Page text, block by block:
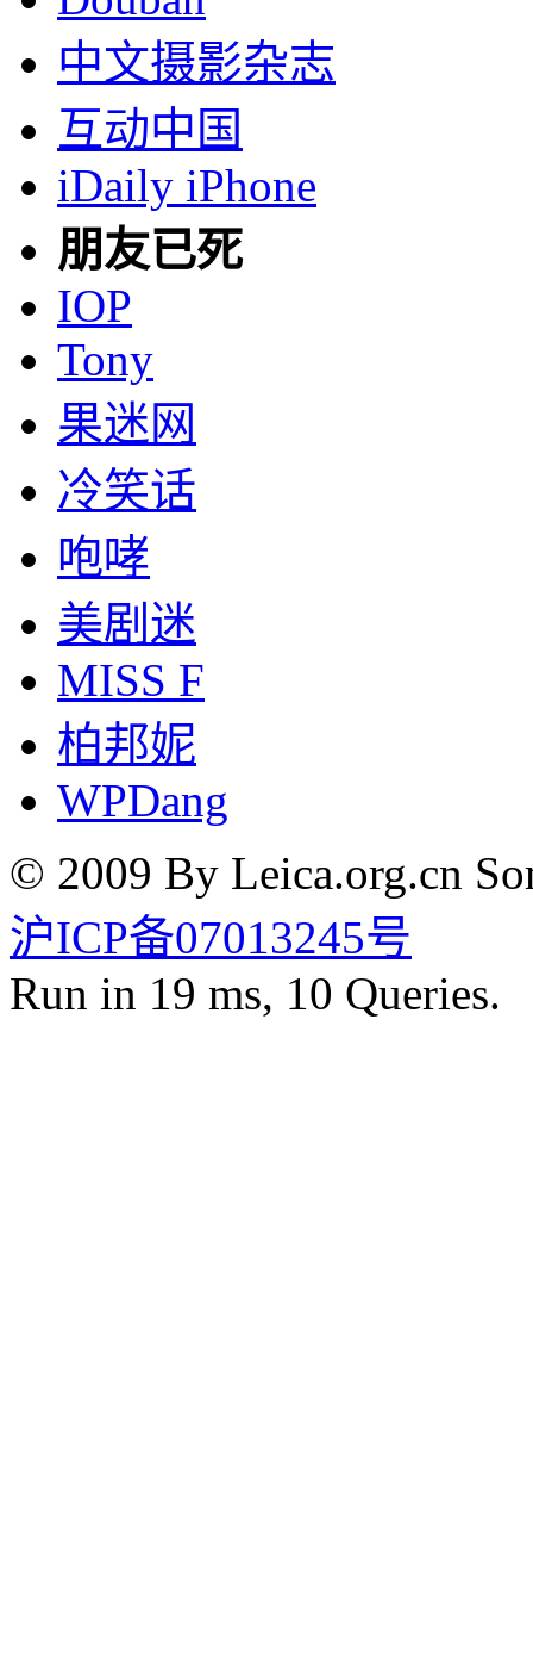
中文摄影杂志
互动中国
iDaily iPhone
朋友已死
IOP
Tony
果迷网
冷笑话
咆哮
美剧迷
MISS F
柏邦妮
WPDang
© 2009 By Leica.org.cn
沪ICP备07013245号
Run in 19 ms, 10 Queries.